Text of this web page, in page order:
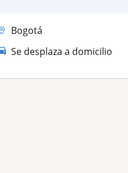
Bogotá
Se desplaza a domicilio